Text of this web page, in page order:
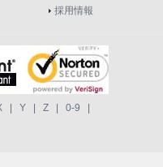
採用情報
Y Z 0-9